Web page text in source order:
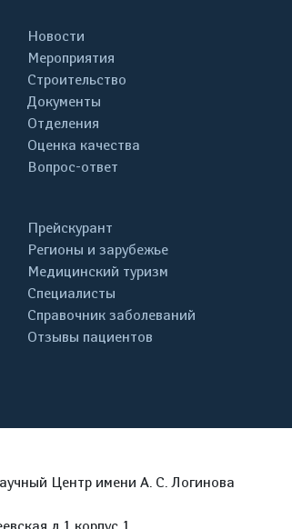
Новости
Мероприятия
Строительство
Документы
Отделения
Оценка качества
Вопрос-ответ
Прейскурант
Регионы и зарубежье
Медицинский туризм
Специалисты
Справочник заболеваний
Отзывы пациентов
Центр имени А. С. Логинова